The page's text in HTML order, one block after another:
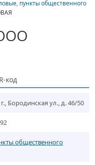
пункты общественного
код
, Бородинская ул., д. 46/50
общественного